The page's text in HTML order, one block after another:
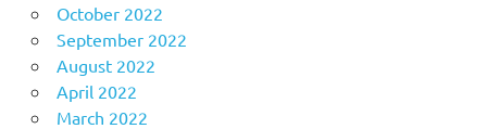
October 2022
September 2022
August 2022
April 2022
March 2022